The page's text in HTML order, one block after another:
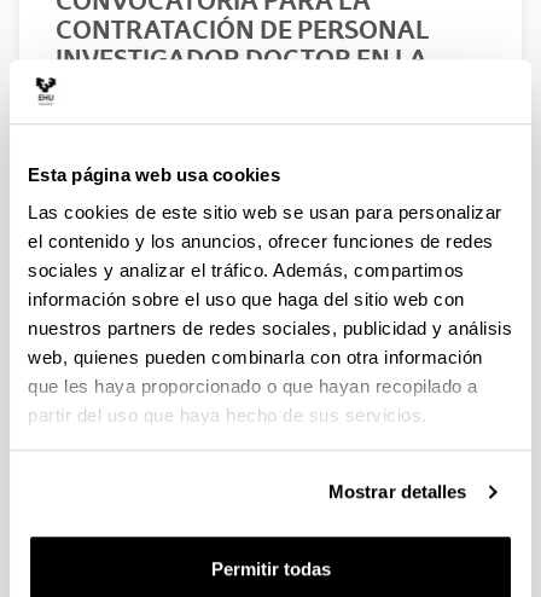
Esta página web usa cookies
Las cookies de este sitio web se usan para personalizar
el contenido y los anuncios, ofrecer funciones de redes
sociales y analizar el tráfico. Además, compartimos
información sobre el uso que haga del sitio web con
nuestros partners de redes sociales, publicidad y análisis
web, quienes pueden combinarla con otra información
que les haya proporcionado o que hayan recopilado a
partir del uso que haya hecho de sus servicios.
Mostrar detalles
Permitir todas
CONTRATACIÓN DE PERSONAL
INVESTIGADOR DOCTOR EN LA
UPV/EHU (2026)
Postdoctoral
Trámite abierto (Plazo de presentación de
solicitudes: 03/06/2026 - 25/06/2026 23:59)
Entidades convocantes
Vicerrectorado de Investigación, - EHU
16/07/2026: Listado provisional de solicitudes
admitidas y excluidas para evaluación. Plazo
alegaciones: del 17/07/2026 al 30/07/2026
(ambos incluídos)
Resoluciones
Convocatorias anteriores
Datos de contacto